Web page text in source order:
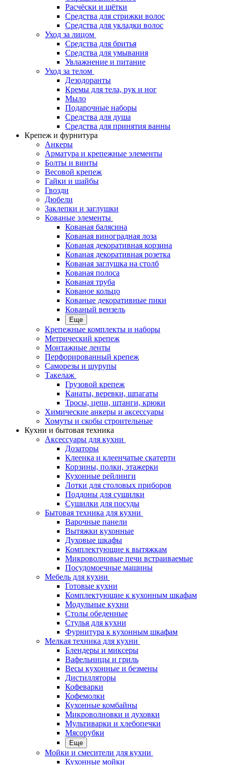
Расчёски и щётки
Средства для стрижки волос
Средства для укладки волос
Уход за лицом
Средства для бритья
Средства для умывания
Увлажнение и питание
Уход за телом
Дезодоранты
Кремы для тела, рук и ног
Мыло
Подарочные наборы
Средства для душа
Средства для принятия ванны
Крепеж и фурнитура
Анкеры
Арматура и крепежные элементы
Болты и винты
Весовой крепеж
Гайки и шайбы
Гвозди
Дюбели
Заклепки и заглушки
Кованые элементы
Кованая балясина
Кованая виноградная лоза
Кованая декоративная корзина
Кованая декоративная розетка
Кованая заглушка на столб
Кованая полоса
Кованая труба
Кованое кольцо
Кованые декоративные пики
Кованый вензель
Еще
Крепежные комплекты и наборы
Метрический крепеж
Монтажные ленты
Перфорированный крепеж
Саморезы и шурупы
Такелаж
Грузовой крепеж
Канаты, веревки, шпагаты
Тросы, цепи, штанги, крюки
Химические анкеры и аксессуары
Хомуты и скобы строительные
Кухни и бытовая техника
Аксессуары для кухни
Дозаторы
Клеенка и клеенчатые скатерти
Корзины, полки, этажерки
Кухонные рейлинги
Лотки для столовых приборов
Поддоны для сушилки
Сушилки для посуды
Бытовая техника для кухни
Варочные панели
Вытяжки кухонные
Духовые шкафы
Комплектующие к вытяжкам
Микроволновые печи встраиваемые
Посудомоечные машины
Мебель для кухни
Готовые кухни
Комплектующие к кухонным шкафам
Модульные кухни
Столы обеденные
Стулья для кухни
Фурнитура к кухонным шкафам
Мелкая техника для кухни
Блендеры и миксеры
Вафельницы и гриль
Весы кухонные и безмены
Дистилляторы
Кофеварки
Кофемолки
Кухонные комбайны
Микроволновки и духовки
Мультиварки и хлебопечки
Мясорубки
Еще
Мойки и смесители для кухни
Кухонные мойки